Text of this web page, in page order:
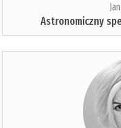
Astronomiczny